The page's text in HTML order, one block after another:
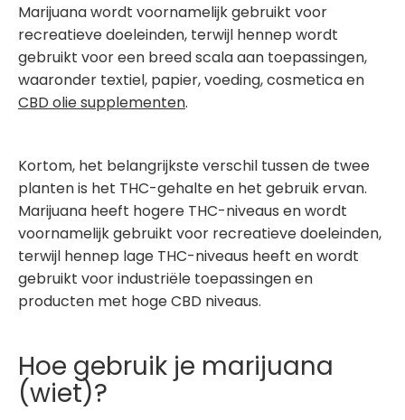
Marijuana wordt voornamelijk gebruikt voor
recreatieve doeleinden, terwijl hennep wordt
gebruikt voor een breed scala aan toepassingen,
waaronder textiel, papier, voeding, cosmetica en
CBD olie supplementen.
Kortom, het belangrijkste verschil tussen de twee
planten is het THC-gehalte en het gebruik ervan.
Marijuana heeft hogere THC-niveaus en wordt
voornamelijk gebruikt voor recreatieve doeleinden,
terwijl hennep lage THC-niveaus heeft en wordt
gebruikt voor industriële toepassingen en
producten met hoge CBD niveaus.
Hoe gebruik je marijuana
(wiet)?